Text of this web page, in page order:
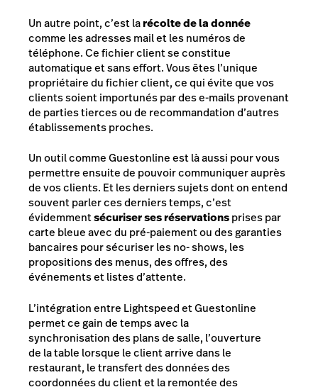
Un autre point, c’est larécolte de la donnée
comme les adresses mail et les numéros de
téléphone. Ce fichier client se constitue
automatique et sans effort. Vous êtes l’unique
propriétaire du fichier client, ce qui évite que vos
clients soient importunés par des e-mails provenant
de parties tierces ou de recommandation d’autres
établissements proches.
Un outil comme Guestonline est là aussi pour vous
permettre ensuite de pouvoir communiquer auprès
de vos clients. Et les derniers sujets dont on entend
souvent parler ces derniers temps, c’est
évidemmentsécuriser ses réservationsprises par
carte bleue avec du pré-paiement ou des garanties
bancaires pour sécuriser les no- shows, les
propositions des menus, des offres, des
événements et listes d’attente.
L’intégration entre Lightspeed et Guestonline
permet ce gain de temps avec la
synchronisation des plans de salle, l’ouverture
de la table lorsque le client arrive dans le
restaurant, le transfert des données des
coordonnées du client et la remontée des